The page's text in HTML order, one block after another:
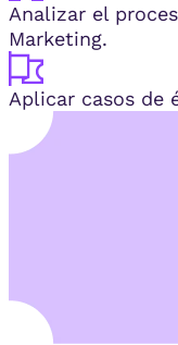
Analizar el
Marketing.
Aplicar casos de